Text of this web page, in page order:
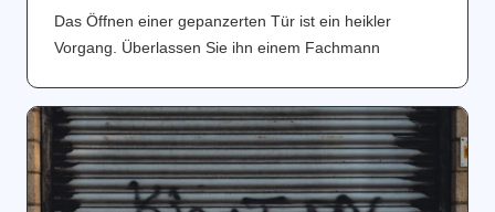
Das Öffnen einer gepanzerten Tür ist ein heikler
Vorgang. Überlassen Sie ihn einem Fachmann